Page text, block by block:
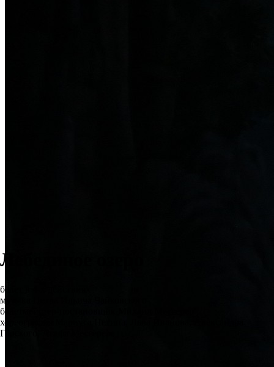
Лебединое озеро
балет в 4-х действиях
музыка Петра Ильича Чайковского
балетмейстер-постановщик Михаил Мессерер
хореография Мариуса Петипа, Льва Иванова, Александра
Горского, Асафа Мессерера